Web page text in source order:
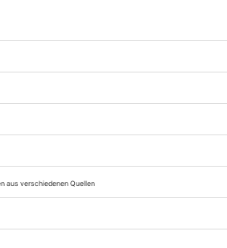
Ronen mit Isaac Singers
während Marianna
in die Normalität
Hockenden
und Miroslava
zu Wien und Leipzig